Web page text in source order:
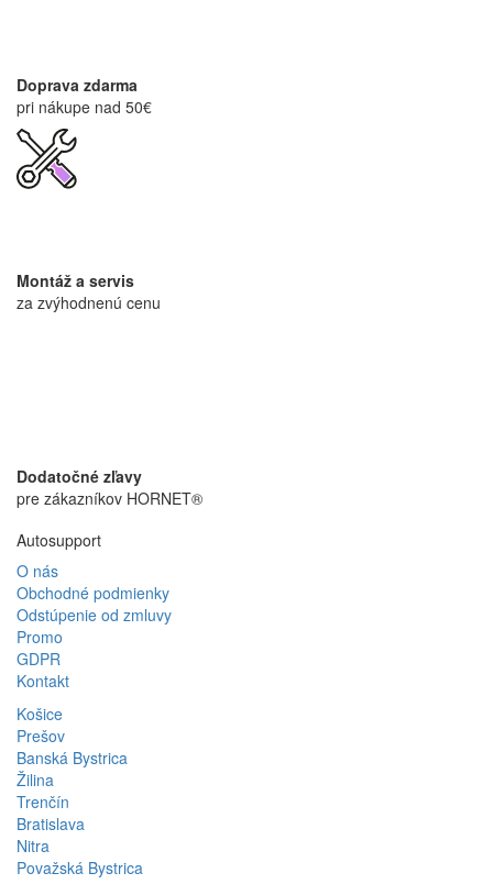
Doprava zdarma
pri nákupe nad 50€
Montáž a servis
za zvýhodnenú cenu
Dodatočné zľavy
pre zákazníkov HORNET®
Autosupport
O nás
Obchodné podmienky
Odstúpenie od zmluvy
Promo
GDPR
Kontakt
Košice
Prešov
Banská Bystrica
Žilina
Trenčín
Bratislava
Nitra
Považská Bystrica